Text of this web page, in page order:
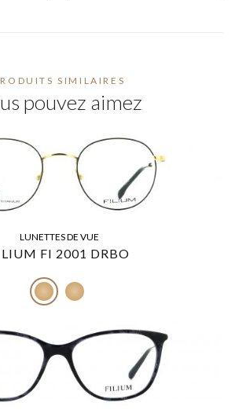
SIMILAIRES
pouvez aimez
LUNETTES DE VUE
FI 2001 DRBO